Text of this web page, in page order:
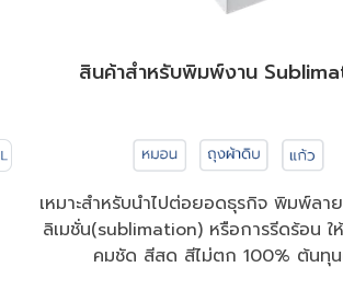
สินค้าสำหรับพิมพ์งาน
เหมาะสำหรับนำไปต่อยอดธุรกิจ พิมพ์ลา
ลิเมชั่น(sublimation) หรือการรีดร้อน
คมชัด สีสด สีไม่ตก 100% ต้นทุ